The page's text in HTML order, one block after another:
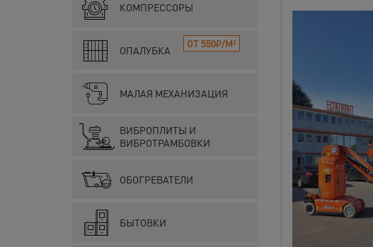
КОМПРЕССОРЫ
ОПАЛУБКА
ОТ 550₽/М²
МАЛАЯ МЕХАНИЗАЦИЯ
ВИБРОПЛИТЫ И
ВИБРОТРАМБОВКИ
ОБОГРЕВАТЕЛИ
БЫТОВКИ